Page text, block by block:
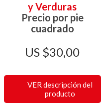
y Verduras
Precio por pie
cuadrado
$30,00
VER descripción del
producto